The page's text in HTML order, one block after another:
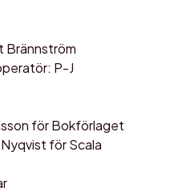
Brännström
P-J
för Bokförlaget
för Scala